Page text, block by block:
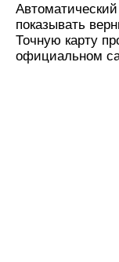
показывать
Точную карту
официальном